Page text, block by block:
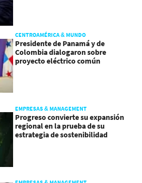
CENTROAMÉRICA & MUNDO
Presidente de Panamá y de
Colombia dialogaron sobre
proyecto eléctrico común
EMPRESAS & MANAGEMENT
Progreso convierte su expansión
regional en la prueba de su
estrategia de sostenibilidad